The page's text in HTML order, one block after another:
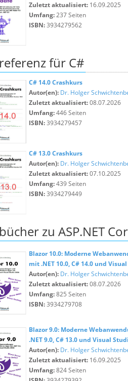
Zuletzt aktualisiert: 16.09.2025
Umfang:237 Seiten
ISBN:3934279562
für C#
C# 14.0 Crashkurs
Autor(en): Dr. Holger
Zuletzt aktualisiert:08.07.2026
Umfang:446 Seiten
ISBN:3934279457
C# 13.0 Crashkurs
Autor(en): Dr. Holger
Zuletzt aktualisiert:07.10.2025
Umfang:439 Seiten
ISBN:3934279449
zu ASP.NET
Blazor 10.0: Moderne
mit .NET 10.0, C# 14.0 und
Autor(en): Dr. Holger
Zuletzt aktualisiert:08.07.2026
Umfang:825 Seiten
ISBN:3934279708
Blazor 9.0: Moderne
.NET 9.0, C# 13.0 und Visual
Autor(en): Dr. Holger
Zuletzt aktualisiert: 16.09.2025
Umfang:824 Seiten